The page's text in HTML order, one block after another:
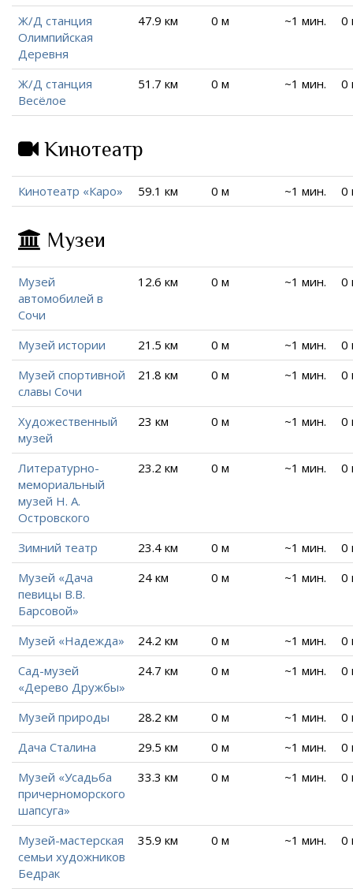
Ж/Д станция
Олимпийская
Деревня
47.9 км 0 м ~1 мин. 0
Ж/Д станция
Весёлое
51.7 км 0 м ~1 мин. 0
Кинотеатр
Кинотеатр «Каро» 59.1 км 0 м ~1 мин. 0
Музеи
Музей
автомобилей в
Сочи
12.6 км 0 м ~1 мин. 0
Музей истории 21.5 км 0 м ~1 мин.
0
Музей спортивной
славы Сочи
21.8 км 0 м ~1 мин. 0
Художественный
музей
23 км 0 м ~1 мин. 0
Литературно-
мемориальный
музей Н. А.
Островского
23.2 км 0 м ~1 мин. 0
Зимний театр 23.4 км 0 м ~1 мин.
0
Музей «Дача
певицы В.В.
Барсовой»
24 км 0 м ~1 мин. 0
Музей «Надежда» 24.2 км 0 м ~1 мин.
0
Сад-музей
«Дерево Дружбы»
24.7 км 0 м ~1 мин. 0
Музей природы 28.2 км 0 м ~1 мин.
0
Дача Сталина
29.5 км 0 м ~1 мин.
0
Музей «Усадьба
причерноморского
шапсуга»
33.3 км 0 м ~1 мин. 0
Музей-мастерская
семьи художников
Бедрак
35.9 км 0 м ~1 мин. 0